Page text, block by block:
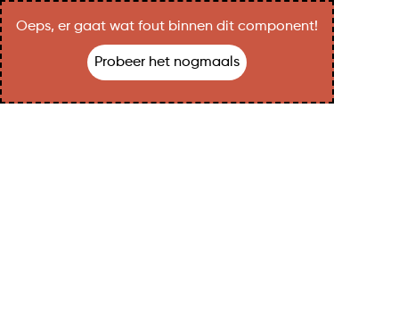
Oeps, er gaat wat fout binnen dit component!
Probeer het nogmaals